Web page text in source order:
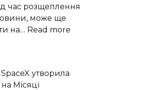
час розщеплення
може ще
на… Read more
утворила
Місяці